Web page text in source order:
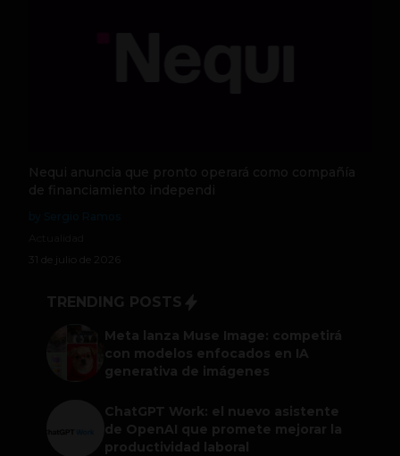
Nequi anuncia que pronto operará como compañía
de financiamiento independi
31 de julio de 2026
TRENDING POSTS
Meta lanza Muse Image: competirá
con modelos enfocados en IA
generativa de imágenes
ChatGPT Work: el nuevo asistente
de OpenAI que promete mejorar la
productividad laboral